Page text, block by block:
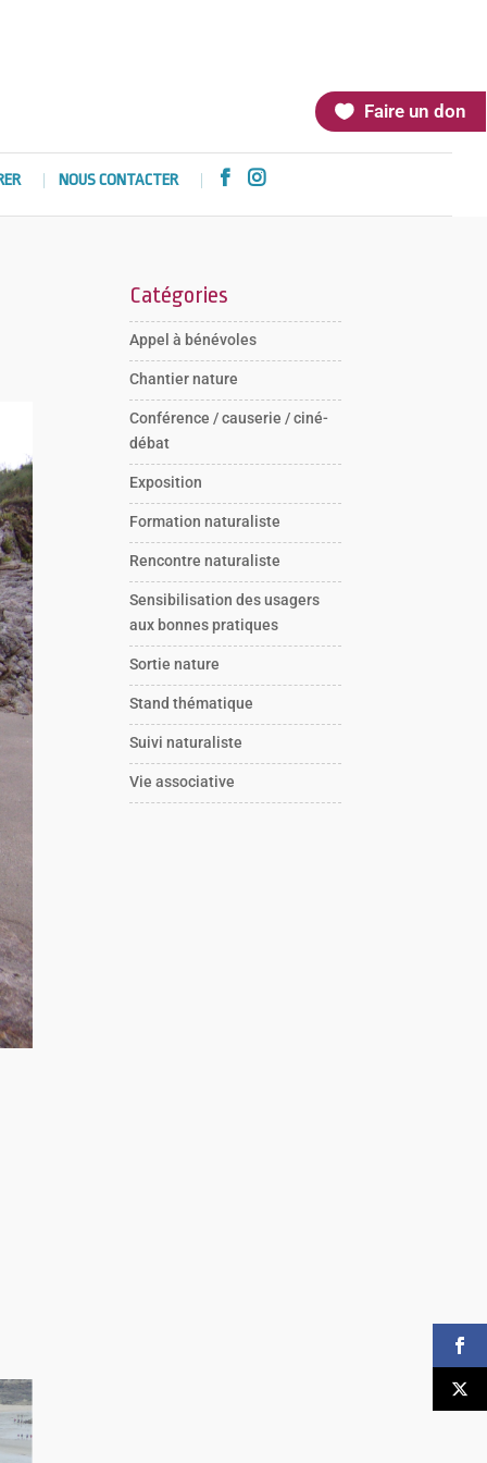
Faire un don
NOUS CONTACTER  
Catégories
Appel à bénévoles
Chantier nature
Conférence / causerie / ciné-
débat
Exposition
Formation naturaliste
Rencontre naturaliste
Sensibilisation des usagers
aux bonnes pratiques
Sortie nature
Stand thématique
Suivi naturaliste
Vie associative